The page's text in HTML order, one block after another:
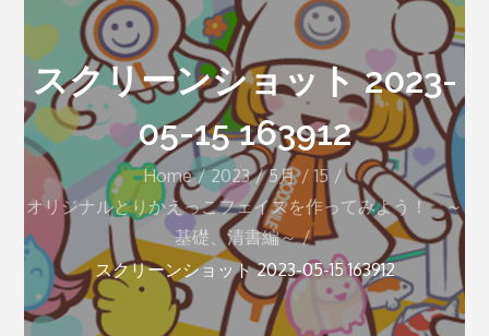
スクリーンショット 2023-
05-15 163912
Home 2023 5月
15
オリジナルとりかえっこフェイスを作ってみよう！ ～
基礎、清書編～
スクリーンショット 2023-05-15 163912